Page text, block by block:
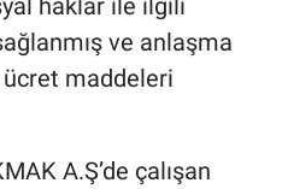
haklar ile ilgili
ve anlaşma
maddeleri
A.Ş’de çalışan